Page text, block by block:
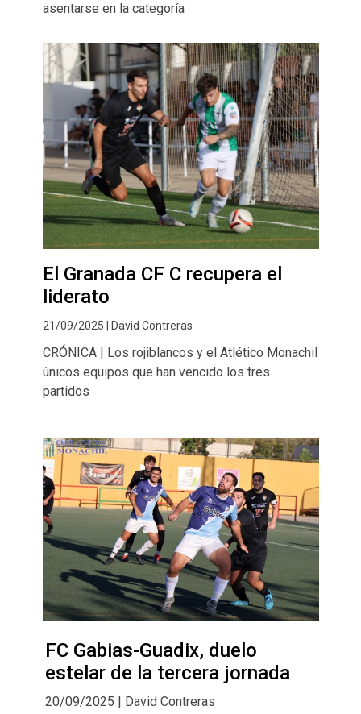
asentarse en la categoría
El Granada CF C recupera el
liderato
21/09/2025 | David Contreras
CRÓNICA | Los rojiblancos y el Atlético Monachil
únicos equipos que han vencido los tres
partidos
FC Gabias-Guadix, duelo
estelar de la tercera jornada
20/09/2025 | David Contreras